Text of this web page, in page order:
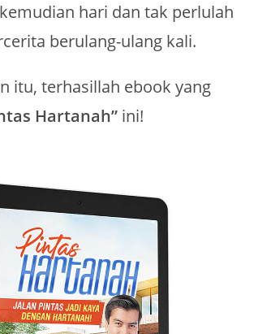
hari dan tak perlulah
berulang-ulang kali.
itu, terhasillah ebook yang
Hartanah” ini!